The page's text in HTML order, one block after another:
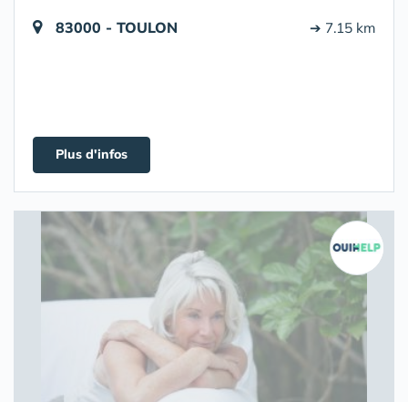
83000 - TOULON ➔ 7.15 km
Plus d'infos